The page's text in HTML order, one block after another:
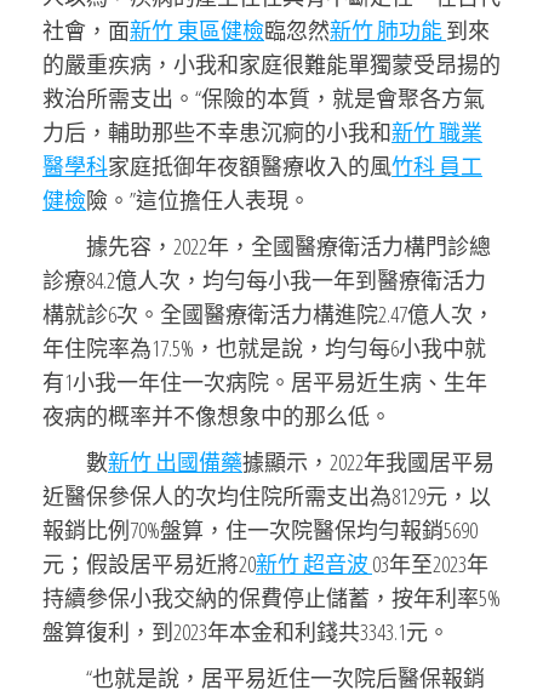
社會，面新竹 東區健檢臨忽然新竹 肺功能到來
的嚴重疾病，小我和家庭很難能單獨蒙受昂揚的
救治所需支出。“保險的本質，就是會聚各方氣
力后，輔助那些不幸患沉痾的小我和新竹 職業
醫學科家庭抵御年夜額醫療收入的風竹科 員工
健檢險。”這位擔任人表現。
據先容，2022年，全國醫療衛活力構門診總
診療84.2億人次，均勻每小我一年到醫療衛活力
構就診6次。全國醫療衛活力構進院2.47億人次，
年住院率為17.5%，也就是說，均勻每6小我中就
有1小我一年住一次病院。居平易近生病、生年
夜病的概率并不像想象中的那么低。
數新竹 出國備藥據顯示，2022年我國居平易
近醫保參保人的次均住院所需支出為8129元，以
報銷比例70%盤算，住一次院醫保均勻報銷5690
元；假設居平易近將20新竹 超音波 03年至2023年
持續參保小我交納的保費停止儲蓄，按年利率5%
盤算復利，到2023年本金和利錢共3343.1元。
“也就是說，居平易近住一次院后醫保報銷